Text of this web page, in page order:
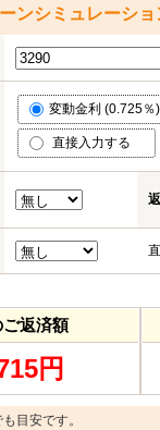
ンシミュレーショ
変動金利 (0.725％)
直接入力する
返済額
円
目安です。